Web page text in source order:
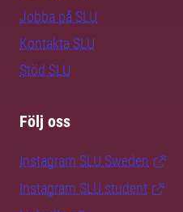
Jobba på SLU
Kontakta SLU
Stöd SLU
Följ oss
Instagram SLU.Sweden
Instagram SLU.student